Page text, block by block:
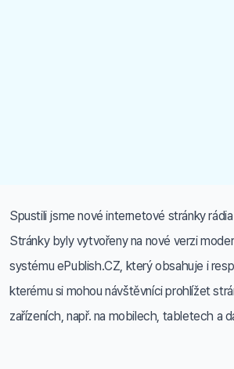
Spustili jsme nové internetové stránky
Stránky byly vytvořeny na nové verzi
systému ePublish.CZ, který obsahuje i
kterému si mohou návštěvníci prohlížet
zařízeních, např. na mobilech, tabletech a